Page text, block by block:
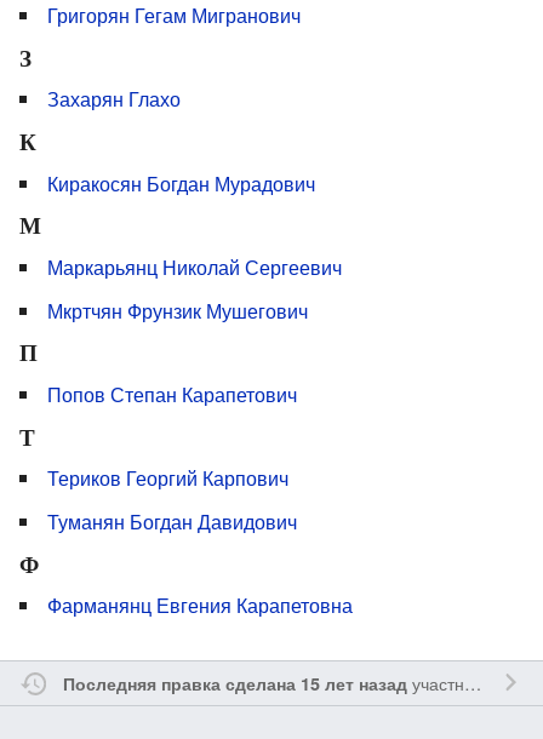
Григорян Гегам Мигранович
З
Захарян Глахо
К
Киракосян Богдан Мурадович
М
Маркарьянц Николай Сергеевич
Мкртчян Фрунзик Мушегович
П
Попов Степан Карапетович
Т
Териков Георгий Карпович
Туманян Богдан Давидович
Ф
Фарманянц Евгения Карапетовна
Последняя правка сделана 15 лет назадучастником